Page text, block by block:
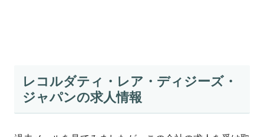
レコルダティ・レア・ディジーズ・
ジャパンの求人情報